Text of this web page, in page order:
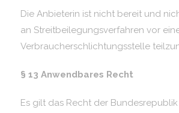
Die Anbieterin ist nicht bereit und
an Streitbeilegungsverfahren vor
Verbraucherschlichtungsstelle
§ 13 Anwendbares Recht
Es gilt das Recht der